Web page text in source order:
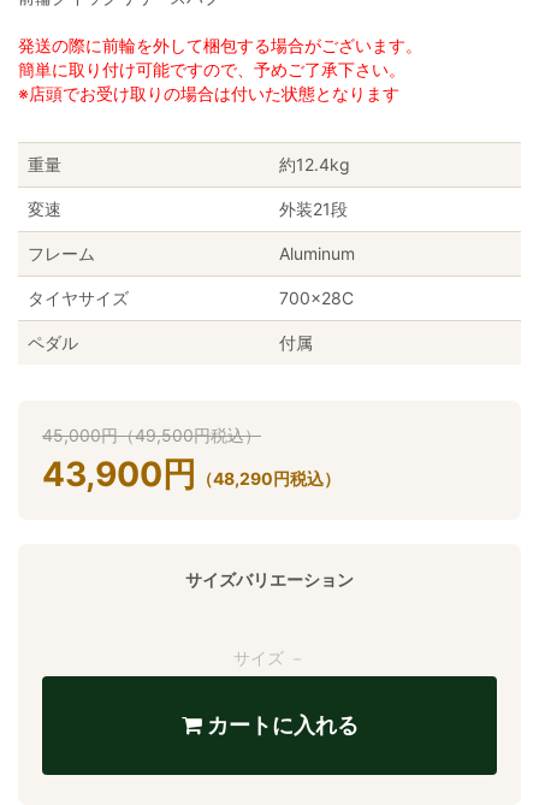
発送の際に前輪を外して梱包する場合がございます。
簡単に取り付け可能ですので、予めご了承下さい。
※店頭でお受け取りの場合は付いた状態となります
重量 約12.4kg
変速 外装21段
フレーム Aluminum
タイヤサイズ 700×28C
ペダル 付属
45,000円（49,500円税込）
43,900円 （48,290円税込）
サイズバリエーション
サイズ －
カートに入れる